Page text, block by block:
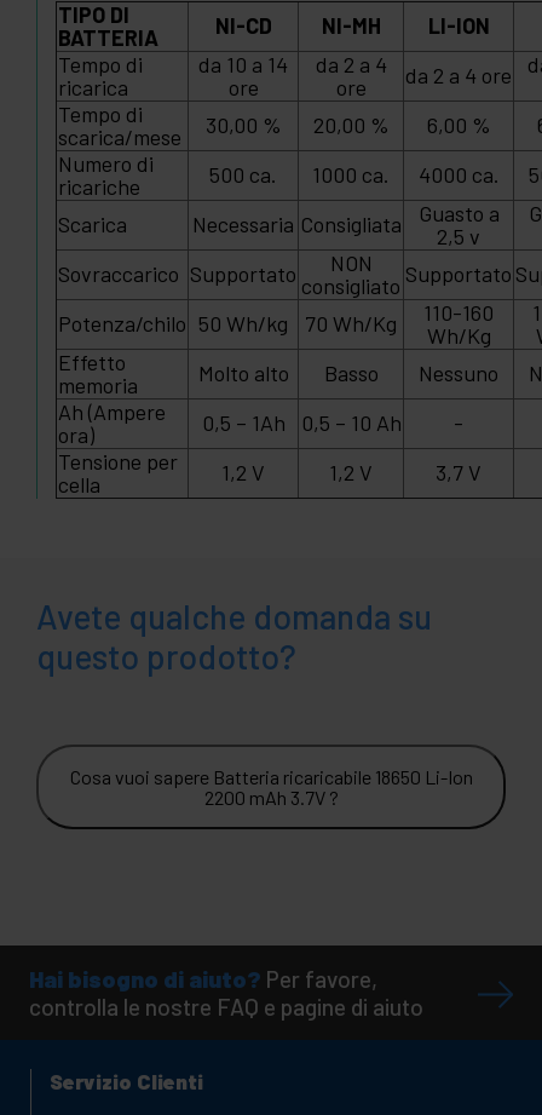
TIPO DI
BATTERIA
NI-CD NI-MH LI-ION
Tempo di
ricarica
da 10 a 14
ore
da 2 a 4
ore
da 2 a 4 ore
Tempo di
scarica/mese
30,00 % 20,00 % 6,00 %
Numero di
ricariche
500 ca. 1000 ca. 4000 ca.
Scarica
Necessaria Consigliata
Guasto a
2,5 v
Sovraccarico Supportato
NON
consigliato Supportato
Potenza/chilo 50 Wh/kg 70 Wh/Kg
110-160
Wh/Kg
Effetto
memoria
Molto alto Basso Nessuno
Ah (Ampere
ora)
0,5 – 1Ah 0,5 – 10 Ah
-
Tensione per
cella
1,2 V 1,2 V 3,7 V
Avete qualche domanda su
questo prodotto?
Cosa vuoi sapere Batteria ricaricabile 18650 Li-Ion
2200 mAh 3.7V ?
Hai bisogno di aiuto? Per favore,
controlla le nostre FAQ e pagine di aiuto
Servizio Clienti